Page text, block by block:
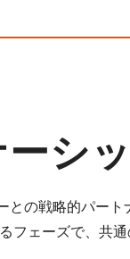
シ
の戦略的パー
ェーズで、共